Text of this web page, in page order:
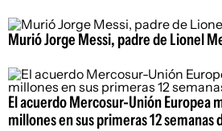
Murió Jorge Messi, padre de Lionel
El acuerdo Mercosur-Unión Europea
millones en sus primeras 12 semanas